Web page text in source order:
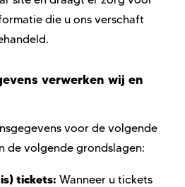
die u ons verschaft
verwerken wij en
voor de volgende
de volgende grondslagen:
tickets: Wanneer u tickets